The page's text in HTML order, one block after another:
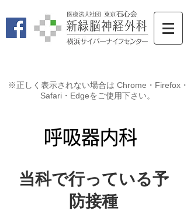
※正しく表示されない場合は Chrome・Firefox・
Safari・Edgeをご使用下さい。
​呼吸器内科
当科で行っている予
防接種